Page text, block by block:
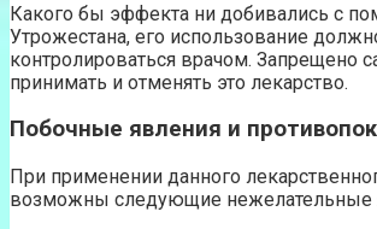
Какого бы эффекта ни добивались с
Утрожестана, его использование
контролироваться врачом. Запрещено
принимать и отменять это лекарство.
Побочные явления и
При применении данного
возможны следующие нежелательные